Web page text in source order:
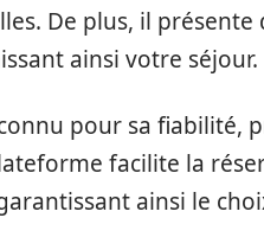
De plus, il
ainsi votre séjour.
pour sa fiabilité,
facilite la
ainsi le